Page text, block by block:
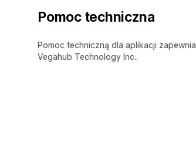
Pomoc techniczna
Pomoc techniczną dla aplikacji zapewnia
Vegahub Technology Inc..